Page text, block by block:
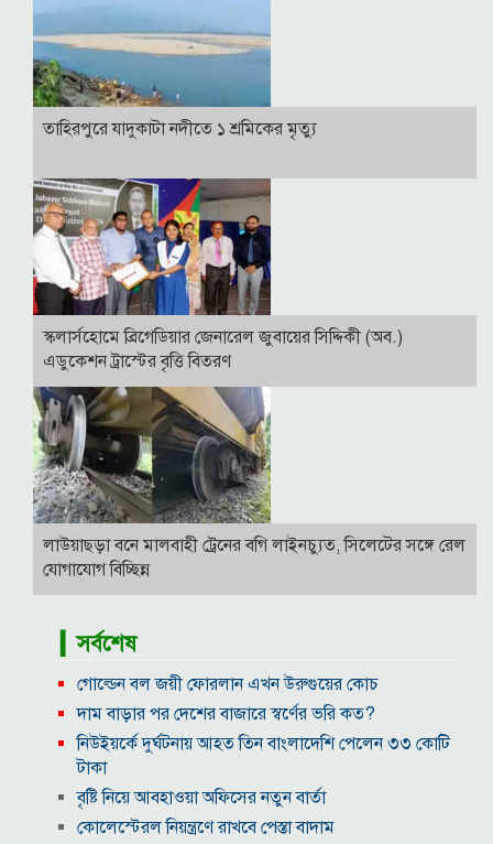
তাহিরপুরে যাদুকাটা নদীতে ১ শ্রমিকের মৃত্যু
স্কলার্সহোমে ব্রিগেডিয়ার জেনারেল জুবায়ের সিদ্দিকী (অব.)
এডুকেশন ট্রাস্টের বৃত্তি বিতরণ
লাউয়াছড়া বনে মালবাহী ট্রেনের বগি লাইনচ্যুত, সিলেটের সঙ্গে রেল
যোগাযোগ বিচ্ছিন্ন
▎সর্বশেষ
গোল্ডেন বল জয়ী ফোরলান এখন উরুগুয়ের কোচ
দাম বাড়ার পর দেশের বাজারে স্বর্ণের ভরি কত?
নিউইয়র্কে দুর্ঘটনায় আহত তিন বাংলাদেশি পেলেন ৩৩ কোটি
টাকা
বৃষ্টি নিয়ে আবহাওয়া অফিসের নতুন বার্তা
কোলেস্টেরল নিয়ন্ত্রণে রাখবে পেস্তা বাদাম